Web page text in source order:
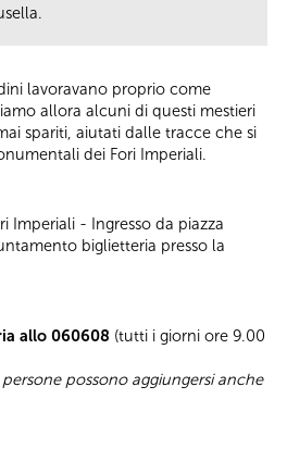
lavoravano proprio come
allora alcuni di questi mestieri
spariti, aiutati dalle tracce che si
dei Fori Imperiali.
Imperiali - Ingresso da piazza
biglietteria presso la
allo 060608 (tutti i giorni ore 9.00
possono aggiungersi anche